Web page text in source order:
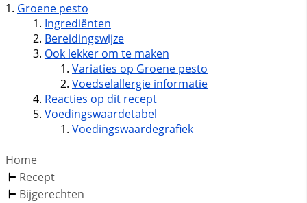
Groene pesto
Ingrediënten
Bereidingswijze
Ook lekker om te maken
Variaties op Groene pesto
Voedselallergie informatie
Reacties op dit recept
Voedingswaardetabel
Voedingswaardegrafiek
Home
Recept
Bijgerechten